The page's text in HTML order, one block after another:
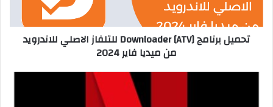
تحميل برنامج Downloader [ATV] للتلفاز الاصلي للاندرويد
من ميديا فاير 2024